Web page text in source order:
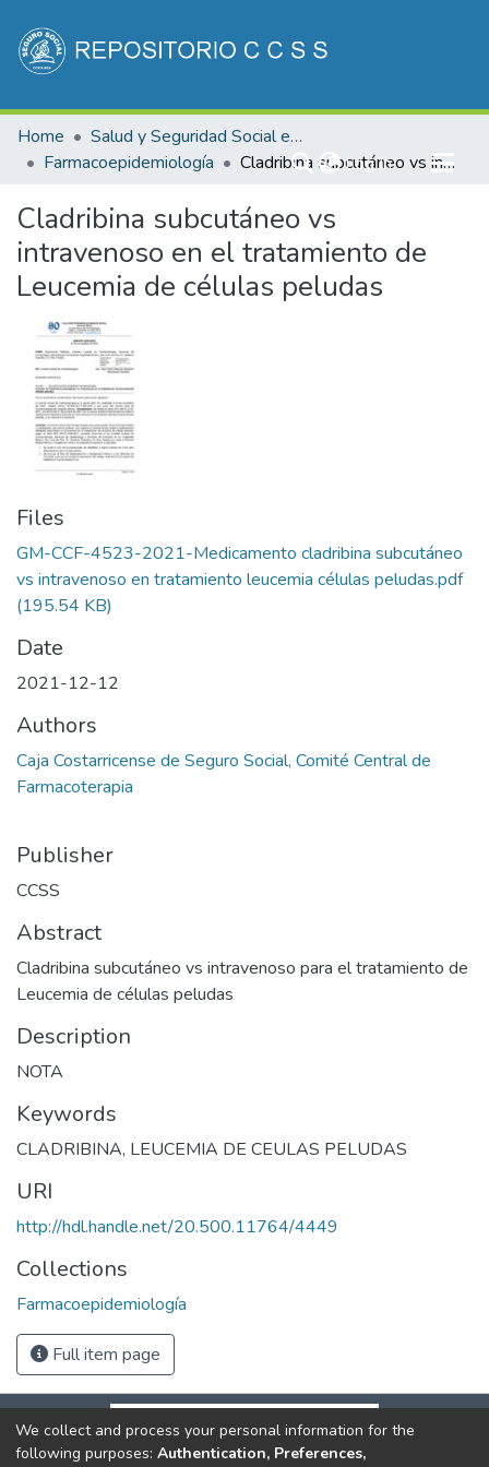
Log In(current)
Communities & Collections
All of DSpace
Home
Salud y Seguridad Social en Costa Rica
Farmacoepidemiología
Cladribina subcutáneo vs intravenoso en el tratamiento de Leucemia de células peludas
Cladribina subcutáneo vs
intravenoso en el tratamiento de
Leucemia de células peludas
Files
GM-CCF-4523-2021-Medicamento cladribina subcutáneo
vs intravenoso en tratamiento leucemia células peludas.pdf
(195.54 KB)
Date
2021-12-12
Authors
Caja Costarricense de Seguro Social, Comité Central de
Farmacoterapia
Publisher
CCSS
Abstract
Cladribina subcutáneo vs intravenoso para el tratamiento de
Leucemia de células peludas
Description
NOTA
Keywords
CLADRIBINA, LEUCEMIA DE CEULAS PELUDAS
URI
http://hdl.handle.net/20.500.11764/4449
Collections
Farmacoepidemiología
Full item page
We collect and process your personal information for the
following purposes: Authentication, Preferences,